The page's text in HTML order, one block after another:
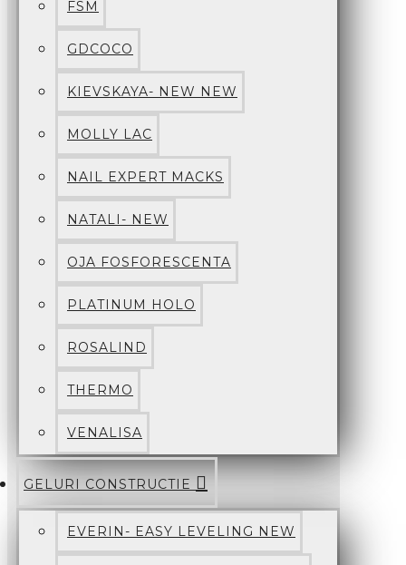
FSM
GDCOCO
KIEVSKAYA- NEW NEW
MOLLY LAC
NAIL EXPERT MACKS
NATALI- NEW
OJA FOSFORESCENTA
PLATINUM HOLO
ROSALIND
THERMO
VENALISA
GELURI CONSTRUCTIE
EVERIN- EASY LEVELING NEW